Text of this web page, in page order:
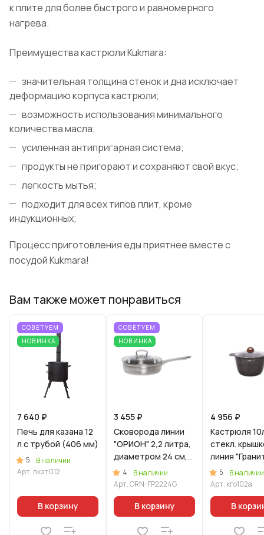
к плите для более быстрого и равномерного
нагрева.
Преимущества кастрюли Kukmara:
значительная толщина стенок и дна исключает
деформацию корпуса кастрюли;
возможность использования минимального
количества масла;
усиленная антипригарная система;
продукты не пригорают и сохраняют свой вкус;
легкость мытья;
подходит для всех типов плит, кроме
индукционных;
Процесс приготовления еды приятнее вместе с
посудой Kukmara!
Вам также может понравиться
СОВЕТУЕМ
НОВИНКА
7 640 ₽
Печь для казана 12
л с трубой (406 мм)
5
В наличии
Арт. пкзт012
В корзину
СОВЕТУЕМ
НОВИНКА
3 455 ₽
Сковорода линии
"ОРИОН" 2,2 литра,
диаметром 24 см,
со стеклянной
крышкой
4
В наличии
Арт.ORN-FP2224G
В корзину
4 956 ₽
Кастрюля
стекл.
линия
ультра"
5
В наличии
Арт. кго102а
В